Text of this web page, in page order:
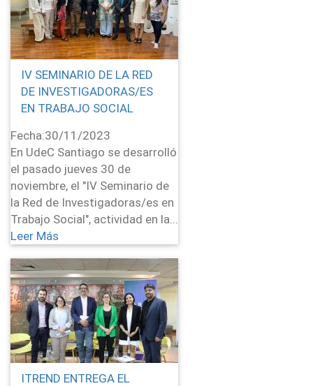
IV SEMINARIO DE LA RED
DE INVESTIGADORAS/ES
EN TRABAJO SOCIAL
Fecha:30/11/2023
En UdeC Santiago se desarrolló
el pasado jueves 30 de
noviembre, el "IV Seminario de
la Red de Investigadoras/es en
Trabajo Social", actividad en la...
Leer Más
ITREND ENTREGA EL